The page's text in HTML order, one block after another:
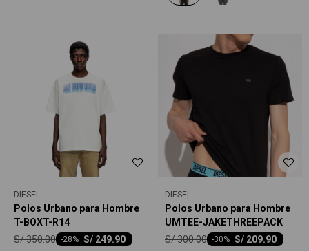
DIESEL
Polos Urbano para Hombre
T-BOXT-R14
S/ 249.90
-28
S/350.00
DIESEL
Polos Urbano para Hombre
UMTEE-JAKETHREEPACK
S/ 209.90
-30
S/300.00